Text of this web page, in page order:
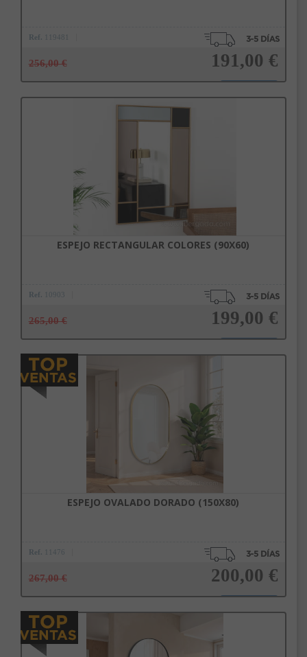
Ref. 119481
256,00 € 191,00 €
ESPEJO RECTANGULAR COLORES (90X60)
Ref. 10903
265,00 € 199,00 €
Añadir a la cesta
ESPEJO OVALADO DORADO (150X80)
Ref. 11476
267,00 € 200,00 €